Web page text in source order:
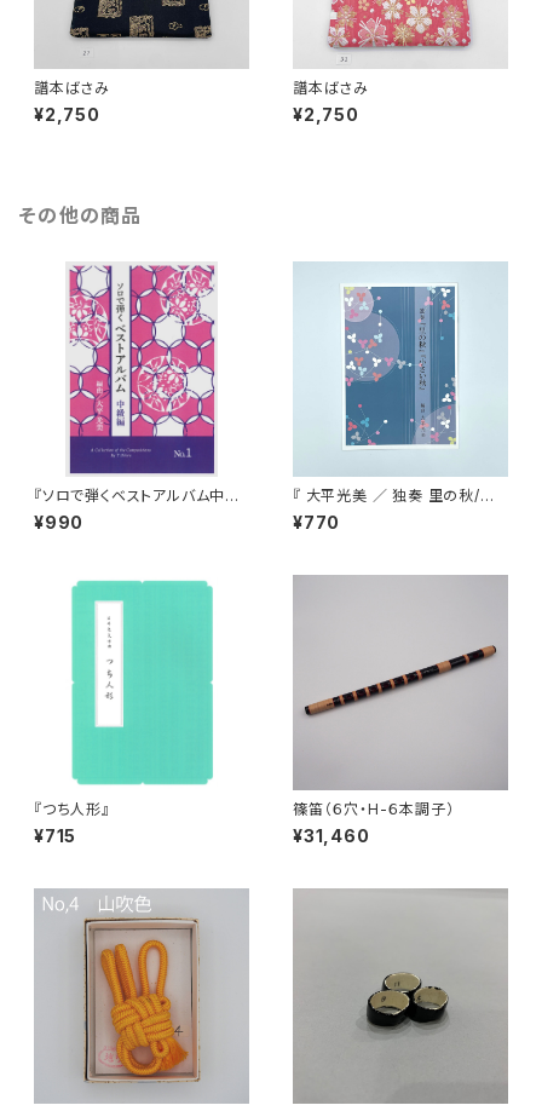
譜本ばさみ
¥2,750
譜本ばさみ
¥2,750
その他の商品
『ソロで弾くベストアルバム中級
編 No.1 』
¥990
『 大平光美 ／ 独奏 里の秋/小
さい秋 』
¥770
『つち人形』
¥715
篠笛（６穴・H-６本調子）
¥31,460